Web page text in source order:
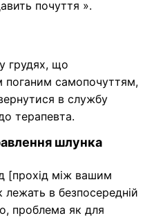
почуття ».
грудях, що
поганим самопочуттям,
в службу
терапевта.
шлунка
[прохід між вашим
в безпосередній
проблема як для